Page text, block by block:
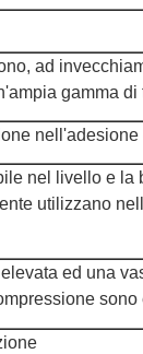
ad
gamma di
nel livello e la
utilizzano
ed una
sono